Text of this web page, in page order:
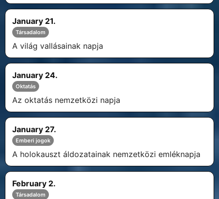
January 21.
Társadalom
A világ vallásainak napja
January 24.
Oktatás
Az oktatás nemzetközi napja
January 27.
Emberi jogok
A holokauszt áldozatainak nemzetközi emléknapja
February 2.
Társadalom